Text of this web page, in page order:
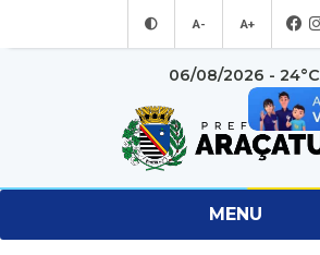
A- A+
06/08/2026 - 24°C
MENU